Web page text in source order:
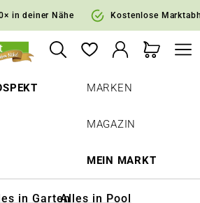
springen
in deiner Nähe Kostenlose
MARKEN
MAGAZIN
MEIN MARKT
in GartenAlles in Pool